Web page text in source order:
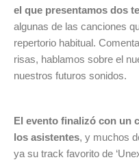
el que presentamos dos
algunas de las canciones
repertorio habitual.
risas, hablamos sobre el
nuestros futuros sonidos.
El evento finalizó con un
los asistentes, y muchos
ya su track favorito de